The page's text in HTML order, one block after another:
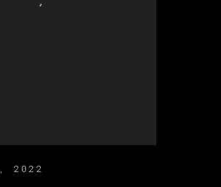
, 2022